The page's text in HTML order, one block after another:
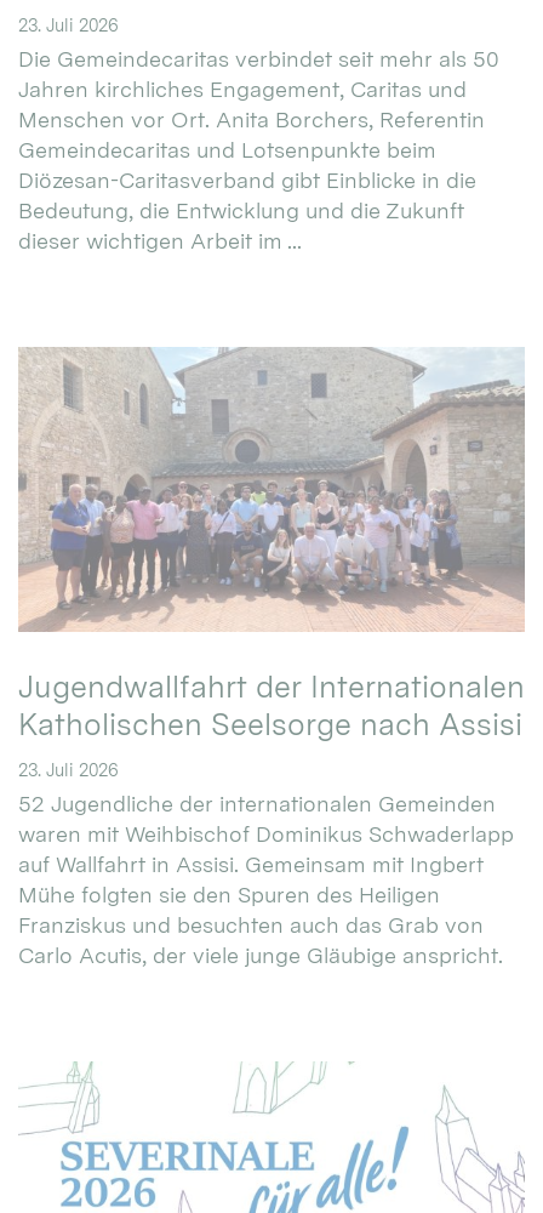
23. Juli 2026
Die Gemeindecaritas verbindet seit mehr als 50
Jahren kirchliches Engagement, Caritas und
Menschen vor Ort. Anita Borchers, Referentin
Gemeindecaritas und Lotsenpunkte beim
Diözesan-Caritasverband gibt Einblicke in die
Bedeutung, die Entwicklung und die Zukunft
dieser wichtigen Arbeit im ...
Jugendwallfahrt der Internationalen
Katholischen Seelsorge nach Assisi
23. Juli 2026
52 Jugendliche der internationalen Gemeinden
waren mit Weihbischof Dominikus Schwaderlapp
auf Wallfahrt in Assisi. Gemeinsam mit Ingbert
Mühe folgten sie den Spuren des Heiligen
Franziskus und besuchten auch das Grab von
Carlo Acutis, der viele junge Gläubige anspricht.